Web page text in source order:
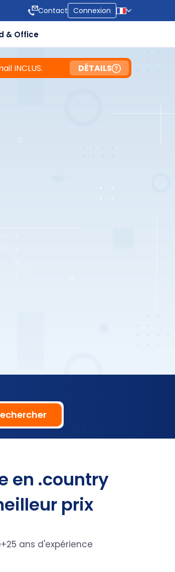
Contact Connexion
& Office
INCLUS. DÉTAILS
en .country
prix
+25 ans d'expérience